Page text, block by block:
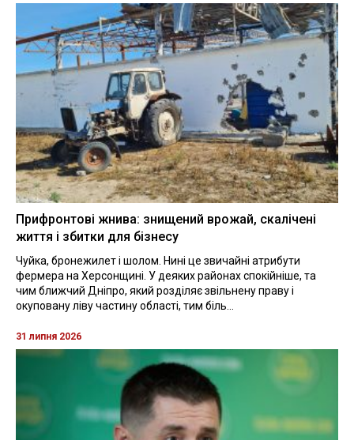
Прифронтові жнива: знищений врожай, скалічені
життя і збитки для бізнесу
Чуйка, бронежилет і шолом. Нині це звичайні атрибути
фермера на Херсонщині. У деяких районах спокійніше, та
чим ближчий Дніпро, який розділяє звільнену праву і
окуповану ліву частину області, тим біль...
31 липня 2026